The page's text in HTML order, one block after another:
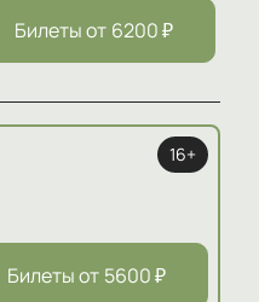
Билеты от 6200₽
16+
Билеты от 5600₽